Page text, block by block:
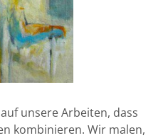
unsere Arbeiten, dass
kombinieren. Wir malen,